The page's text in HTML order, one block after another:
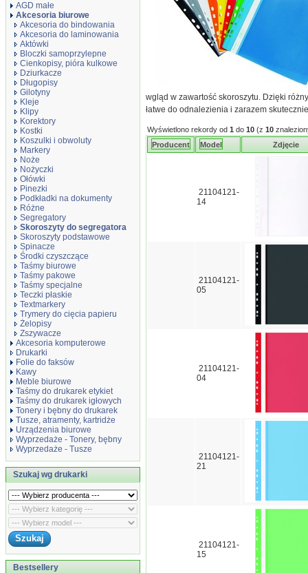
AGD małe
Akcesoria biurowe
Akcesoria do bindowania
Akcesoria do laminowania
Aktówki
Bloczki samoprzylepne
Cienkopisy, pióra kulkowe
Dziurkacze
Długopisy
Gilotyny
Kleje
Klipy
Korektory
Kostki
Koszulki i obwoluty
Markery
Noże
Nożyczki
Ołówki
Pinezki
Podkładki na dokumenty
Różne
Segregatory
Skoroszyty do segregatora
Skoroszyty podstawowe
Spinacze
Środki czyszczące
Taśmy biurowe
Taśmy pakowe
Taśmy specjalne
Teczki płaskie
Textmarkery
Trymery do cięcia papieru
Żelopisy
Zszywacze
Akcesoria komputerowe
Drukarki
Folie do faksów
Kawy
Meble biurowe
Taśmy do drukarek etykiet
Taśmy do drukarek igłowych
Tonery i bębny do drukarek
Tusze, atramenty, kartridże
Urządzenia biurowe
Wyprzedaże - Tonery, bębny
Wyprzedaże - Tusze
Szukaj wg drukarki
Bestsellery
wgląd w zawartość skoroszytu. Dzięki
łatwe do odnalezienia i zarazem
Wyświetlono rekordy od 1 do 10 (z 10
Producent
Model Zdjęcie
21104121-
14
21104121-
05
21104121-
04
21104121-
21
21104121-
15